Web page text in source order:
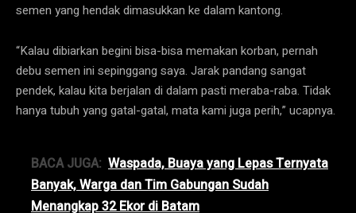
semen yang hendak dimasukkan ke dalam kantong.
“Kalau dibiarkan begini bisa-bisa memakan korban, pernah
debu semen ini sepinggang saya. Jarak pandang sangat
pendek, kalau kita berjalan di dalam pasti meraba-raba. Tidak
hanya tubuh yang gatal-gatal, mata kami juga perih,” ucapnya.
BACA JUGA: Waspada, Buaya yang Lepas Ternyata
Banyak, Warga dan Tim Gabungan Sudah
Menangkap 32 Ekor di Batam